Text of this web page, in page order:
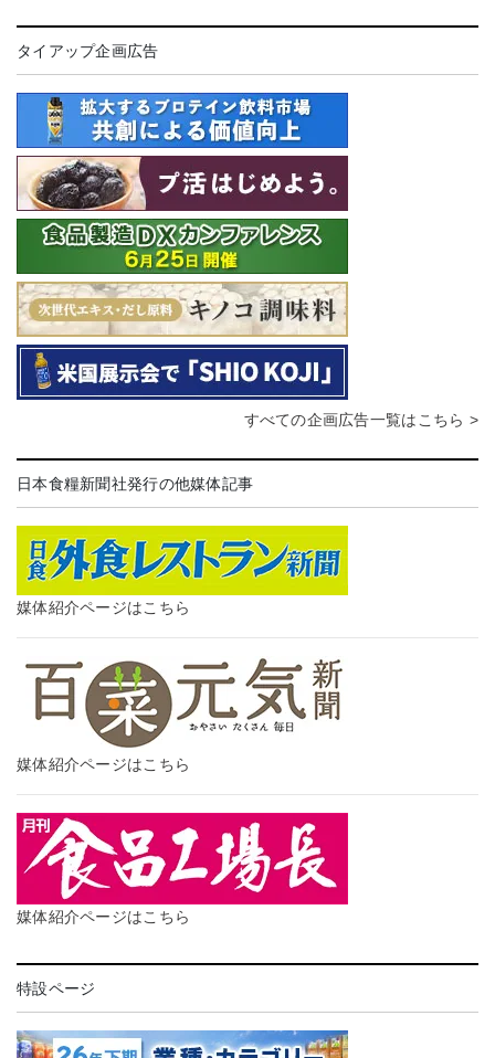
タイアップ企画広告
すべての企画広告一覧はこちら >
日本食糧新聞社発行の他媒体記事
媒体紹介ページはこちら
媒体紹介ページはこちら
媒体紹介ページはこちら
特設ページ